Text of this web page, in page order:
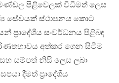
පිළිවෙලක් විධිමත් ලෙස
සේවයක් ස්ථාපනය කොට
ප්‍රාදේශීය සංවර්ධනය පිළිබඳ
අත්කර ගෙන සිටීම
සම්පත් නිසි ලෙස ලබා
දීමත් ප්‍රාදේශීය